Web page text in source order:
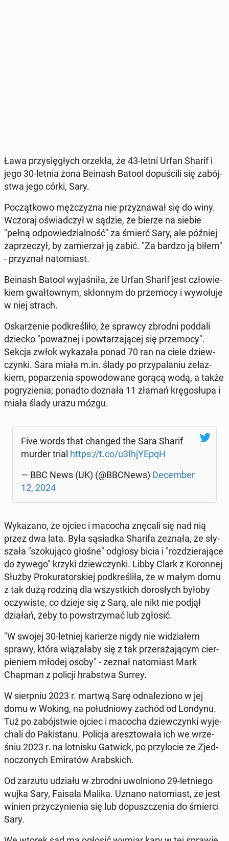
Ława przy­się­głych orzekła, że 43-letni Urfan Sharif i
jego 30-letnia żona Beinash Batool do­pu­ści­li się za­bój­
stwa jego córki, Sary.
Po­cząt­ko­wo męż­czy­zna nie przy­zna­wał się do winy.
Wczoraj oświad­czył w sądzie, że bierze na siebie
"pełną od­po­wie­dzial­ność" za śmierć Sary, ale później
za­prze­czył, by za­mie­rzał ją zabić. "Za bardzo ją biłem"
- przy­znał na­to­miast.
Beinash Batool wy­ja­śni­ła, że Urfan Sharif jest czło­wie­
kiem gwał­tow­nym, skłon­nym do prze­mo­cy i wy­wo­łu­je
w niej strach.
Oskar­że­nie pod­kre­śli­ło, że sprawcy zbrodni poddali
dziecko "po­waż­nej i po­wta­rza­ją­cej się prze­mo­cy".
Sekcja zwłok wy­ka­za­ła ponad 70 ran na ciele dziew­
czyn­ki. Sara miała m.in. ślady po przy­pa­la­niu że­laz­
kiem, po­pa­rze­nia spo­wo­do­wa­ne gorącą wodą, a także
po­gry­zie­nia; ponadto doznała 11 złamań krę­go­słu­pa i
miała ślady urazu mózgu.
Five words that changed the Sara Sharif
murder trial https://t.co/u3Ih­jY­EpqH
— BBC News (UK) (@BBCNews) De­cem­ber
12, 2024
Wy­ka­za­no, że ojciec i macocha znęcali się nad nią
przez dwa lata. Była są­siad­ka Sharifa zeznała, że sły­
sza­ła "szo­ku­ją­co głośne" odgłosy bicia i "roz­dzie­ra­ją­ce
do żywego" krzyki dziew­czyn­ki. Libby Clark z Ko­ron­nej
Służby Pro­ku­ra­tor­skiej pod­kre­śli­ła, że w małym domu
z tak dużą rodziną dla wszyst­kich do­ro­słych byłoby
oczy­wi­ste, co dzieje się z Sarą, ale nikt nie podjął
działań, żeby to po­wstrzy­mać lub zgłosić.
"W swojej 30-letniej ka­rie­rze nigdy nie wi­dzia­łem
sprawy, która wią­za­ła­by się z tak prze­ra­ża­ją­cym cier­
pie­niem młodej osoby" - zeznał na­to­miast Mark
Chapman z policji hrab­stwa Surrey.
W sierp­niu 2023 r. martwą Sarę od­na­le­zio­no w jej
domu w Woking, na po­łu­dnio­wy zachód od Londynu.
Tuż po za­bój­stwie ojciec i macocha dziew­czyn­ki wy­je­
cha­li do Pa­ki­sta­nu. Policja aresz­to­wa­ła ich we wrze­
śniu 2023 r. na lot­ni­sku Gatwick, po przy­lo­cie ze Zjed­
no­czo­nych Emi­ra­tów Arab­skich.
Od zarzutu udziału w zbrodni uwol­nio­no 29-let­nie­go
wujka Sary, Faisala Malika. Uznano na­to­miast, że jest
winien przy­czy­nie­nia się lub do­pusz­cze­nia do śmierci
Sary.